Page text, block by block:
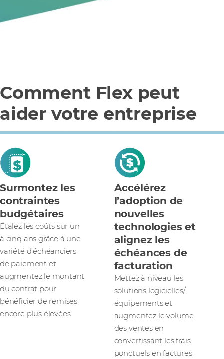
Comment Flex peut
aider votre entreprise
Surmontez les
contraintes
budgétaires
Étalez les coûts sur un
à cinq ans grâce à une
variété d’échéanciers
de paiement et
augmentez le montant
du contrat pour
bénéficier de remises
encore plus élevées.
Accélérez
l’adoption de
nouvelles
technologies et
alignez les
échéances de
facturation
Mettez à niveau les
solutions logicielles/
équipements et
augmentez le volume
des ventes en
convertissant les frais
ponctuels en factures